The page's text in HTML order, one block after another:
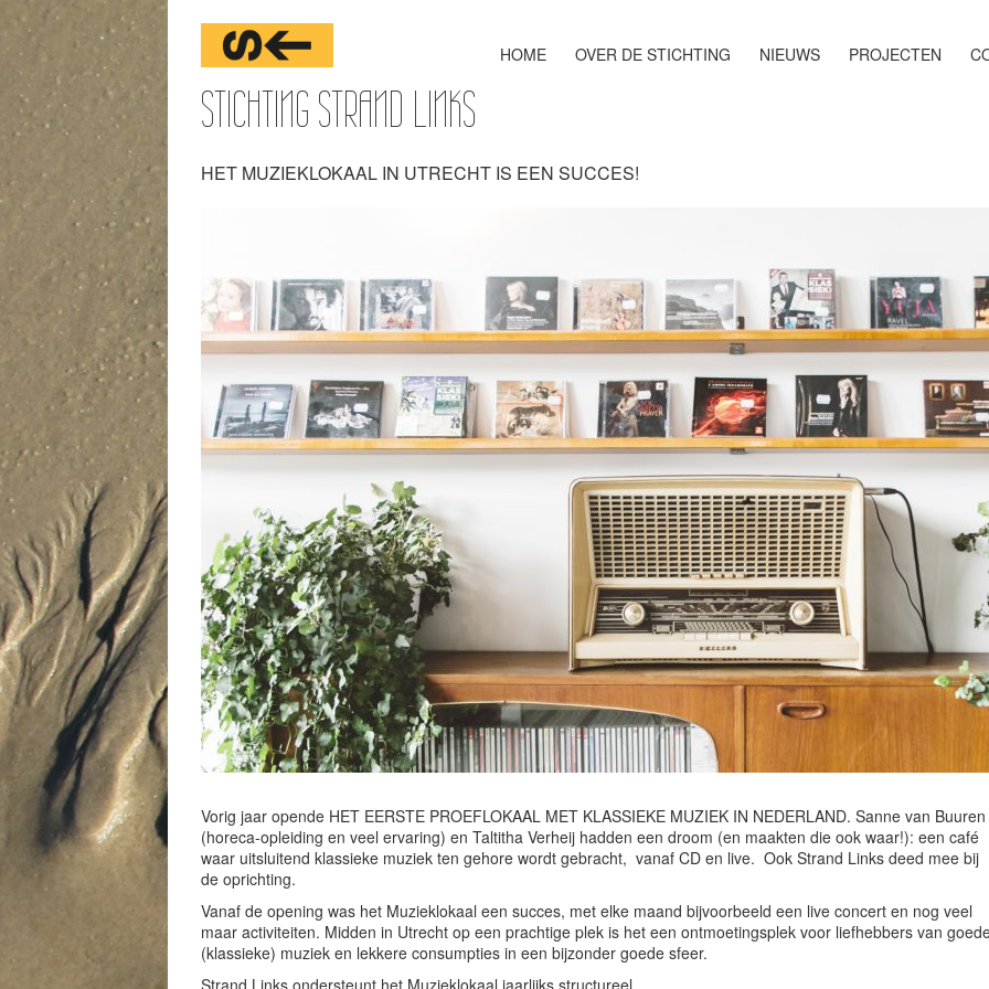
HOME OVER DE STICHTING NIEUWS PROJECTEN
STICHTING STRAND LINKS
HET MUZIEKLOKAAL IN UTRECHT IS EEN SUCCES!
Vorig jaar opende HET EERSTE PROEFLOKAAL MET KLASSIEKE MUZIEK IN NEDERLAND. Sanne van Buuren
(horeca-opleiding en veel ervaring) en Taltitha Verheij hadden een droom (en maakten die ook waar!): een café
waar uitsluitend klassieke muziek ten gehore wordt gebracht, vanaf CD en live. Ook Strand Links deed mee bij
de oprichting.
Vanaf de opening was het Muzieklokaal een succes, met elke maand bijvoorbeeld een live concert en nog veel
maar activiteiten. Midden in Utrecht op een prachtige plek is het een ontmoetingsplek voor liefhebbers van
(klassieke) muziek en lekkere consumpties in een bijzonder goede sfeer.
Strand Links ondersteunt het Muzieklokaal jaarlijks structureel.